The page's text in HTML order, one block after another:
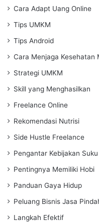
Cara Adapt Uang Online
Tips UMKM
Tips Android
Cara Menjaga Kesehatan
Strategi UMKM
Skill yang Menghasilkan
Freelance Online
Rekomendasi Nutrisi
Side Hustle Freelance
Pengantar Kebijakan
Pentingnya Memiliki Hobi
Panduan Gaya Hidup
Peluang Bisnis Jasa
Langkah Efektif